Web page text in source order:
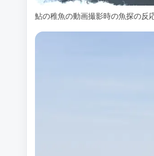
鮎の稚魚の動画撮影時の魚探の反